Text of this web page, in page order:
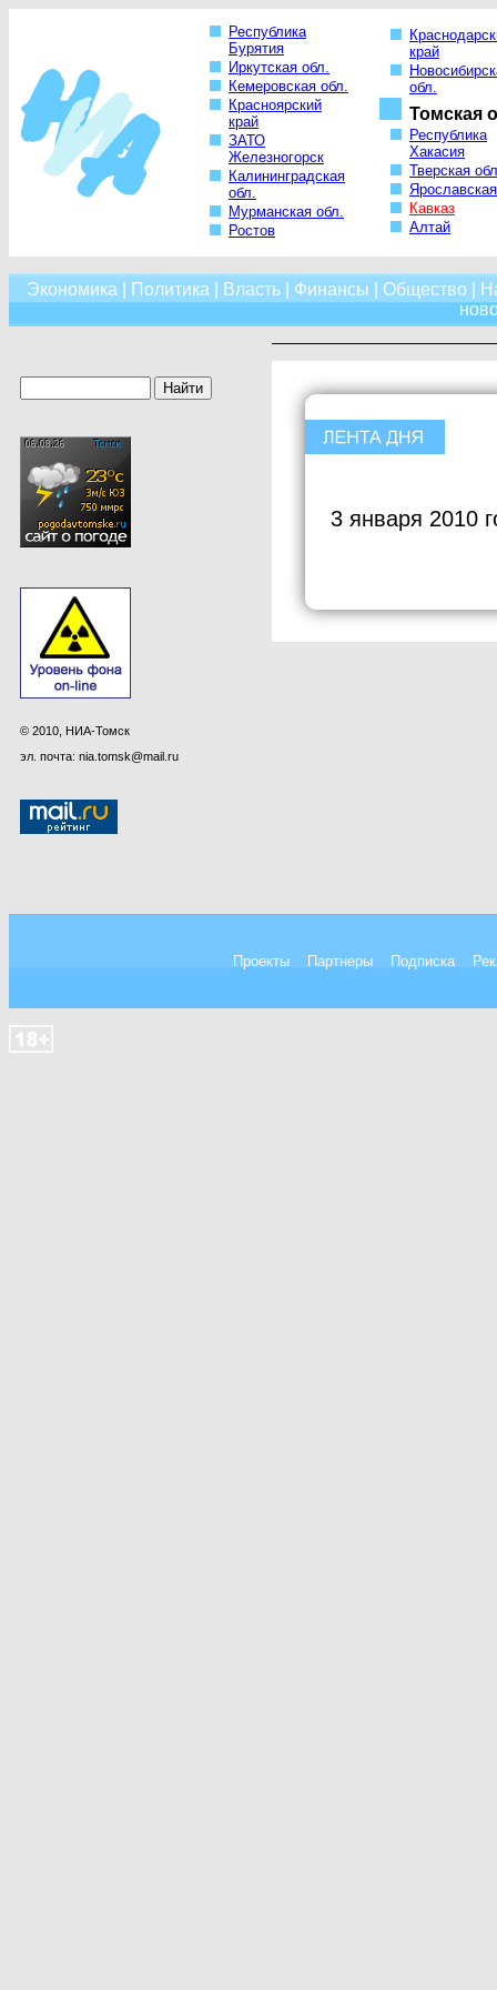
Республика
Бурятия
Иркутская обл.
Кемеровская обл.
Красноярский
край
ЗАТО
Железногорск
Калининградская
обл.
Мурманская обл.
Ростов
край
обл.
Томская
Республика
Хакасия
Тверская
Кавказ
Алтай
Экономика Политика Власть| Финансы Общество
© 2010, НИА-Томск
эл. почта: nia.tomsk@mail.ru
3 января 2010
Проекты Партнеры Подписка